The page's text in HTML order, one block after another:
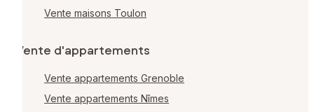
Vente maisons Toulon
Vente d'appartements
Vente appartements Grenoble
Vente appartements Nîmes